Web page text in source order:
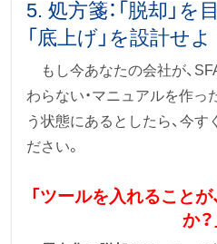
5. 処方箋：「脱却」を
「底上げ」を設計せよ
もし今あなたの会社が、
わらない・マニュアルを作っ
う状態にあるとしたら、今す
ださい。
「ツールを入れること
か？